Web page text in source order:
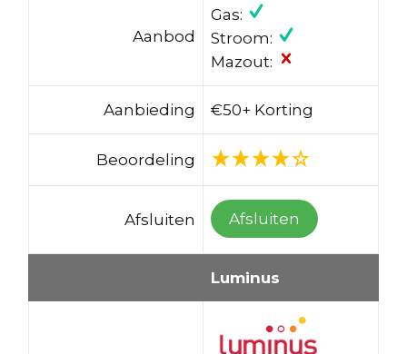
Aanbod
Gas:
Stroom:
Mazout:
Aanbieding €50+ Korting
Beoordeling
Afsluiten Afsluiten
Luminus